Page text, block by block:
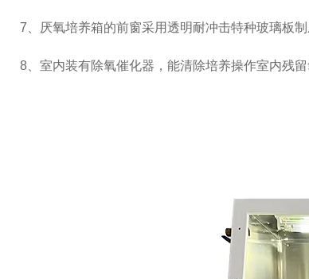
7 、厌氧培养箱的前窗采用透明耐冲击特种玻璃板
8 、室内装有除氧催化器，能清除培养操作室内残留